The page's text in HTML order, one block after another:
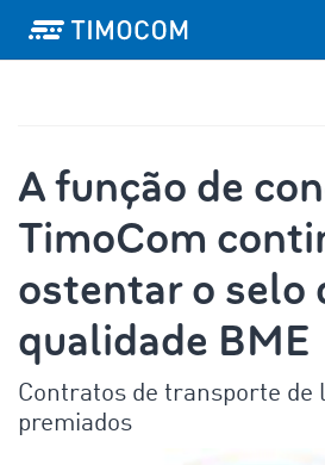
A função de
TimoCom
ostentar o selo
qualidade BME
Contratos de transporte de
premiados